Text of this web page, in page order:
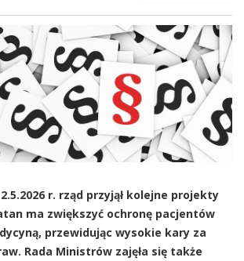
r. rząd przyjął kolejne projekty
ma zwiększyć ochronę pacjentów
przewidując wysokie kary za
Rada Ministrów zajęła się także